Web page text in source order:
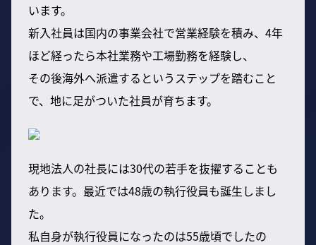
います。
新入社員は国内の事業会社で営業経験を積み、4年
ほど経ったら本社業務や工場勤務を経験し、
その後海外へ派遣するというステップを踏むこと
で、地に足がついた社員が育ちます。
現地法人の社長には30代の若手を抜擢することも
あります。最近では48歳の執行役員も誕生しまし
た。
私自身が執行役員になったのは55歳頃でしたの